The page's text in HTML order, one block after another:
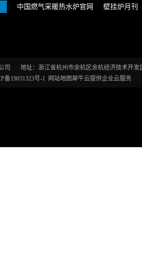
中国燃气采暖热水炉官网 壁挂炉月刊
司
地址：浙江省杭州市余杭区余杭经济技术开
备19031323号-1 网站地图犀牛云提供企业云服务